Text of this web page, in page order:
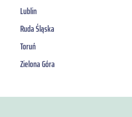
Lublin
Ruda Śląska
Toruń
Zielona Góra